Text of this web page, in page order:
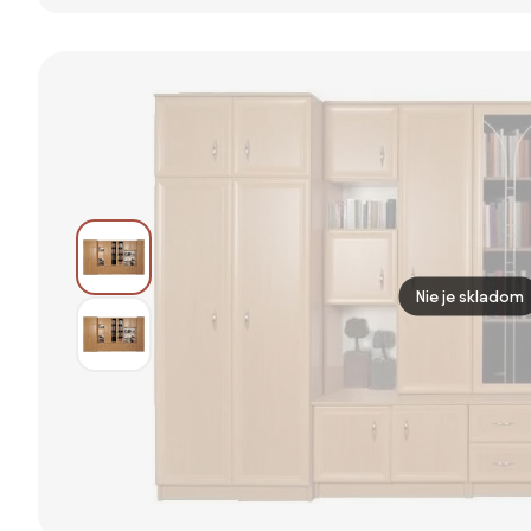
Ocele, 2 Skrinky
Priemyselný
Nie je skladom